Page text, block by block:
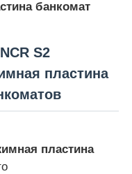
банкомат
S2
пластина
пластина